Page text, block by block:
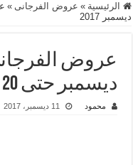
الرئيسية » عروض الفرجانى »
ديسمبر 2017
ديسمبر حتى 20 ديسمبر 2017
محمود 11 ديسمبر، 2017